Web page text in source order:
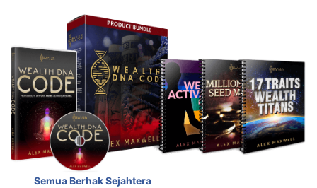
Semua Berhak Sejahtera